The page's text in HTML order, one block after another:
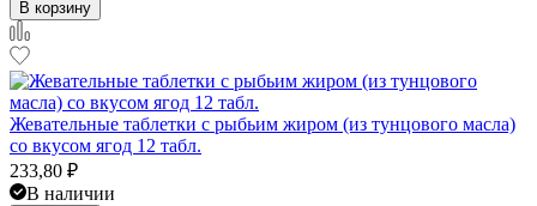
В корзину
Жевательные таблетки с рыбьим жиром (из тунцового масла)
со вкусом ягод 12 табл.
233,80 ₽
В наличии